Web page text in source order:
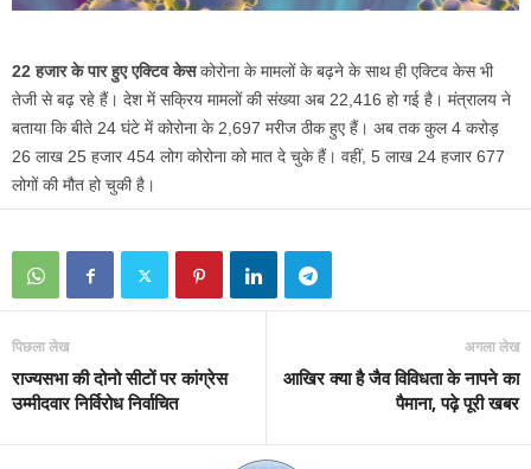
22 हजार के पार हुए एक्टिव केसकोरोना के मामलों के बढ़ने के साथ ही एक्टिव केस भी
तेजी से बढ़ रहे हैं। देश में सक्रिय मामलों की संख्या अब 22,416 हो गई है। मंत्रालय ने
बताया कि बीते 24 घंटे में कोरोना के 2,697 मरीज ठीक हुए हैं। अब तक कुल 4 करोड़
26 लाख 25 हजार 454 लोग कोरोना को मात दे चुके हैं। वहीं, 5 लाख 24 हजार 677
लोगों की मौत हो चुकी है।
पिछला लेख
राज्यसभा की दोनो सीटों पर कांग्रेस
उम्मीदवार निर्विरोध निर्वाचित
अगला लेख
आखिर क्‍या है जैव विविधता के नापने का
पैमाना, पढ़े पूरी खबर